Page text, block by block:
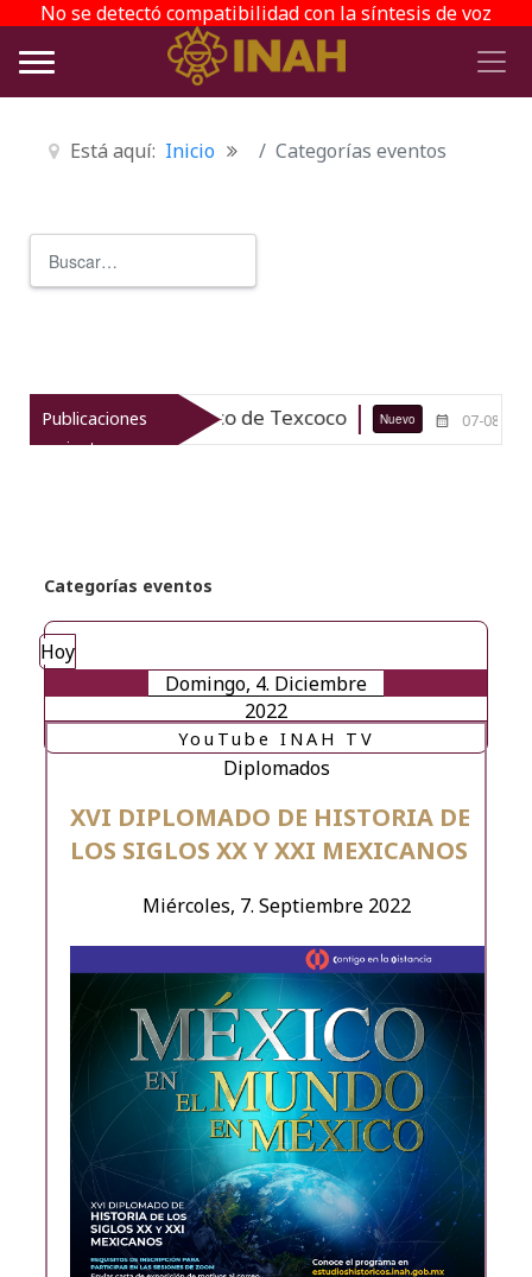
No se detectó compatibilidad con la síntesis de voz
Está aquí: Inicio Categorías eventos
Publicaciones
recientes
arqueológico de Texcoco Nuevo 07-08-26
Categorías eventos
Hoy
Domingo, 4. Diciembre
2022
Miércoles, 7. Septiembre 2022
XVI DIPLOMADO DE HISTORIA DE
LOS SIGLOS XX Y XXI MEXICANOS
Diplomados
YouTube INAH TV